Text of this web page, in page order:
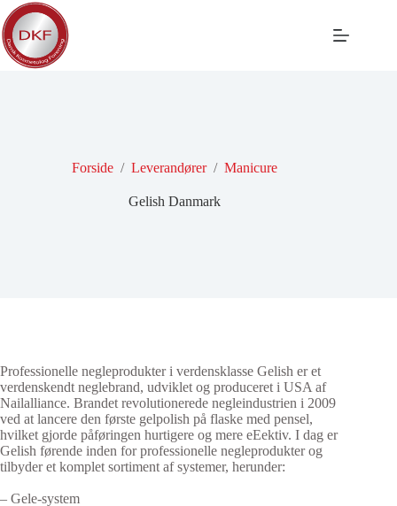
Fortsæt
til
indhold
Forside / Leverandører / Manicure
Gelish Danmark
Professionelle negleprodukter i verdensklasse Gelish er et
verdenskendt neglebrand, udviklet og produceret i USA af
Nailalliance. Brandet revolutionerede negleindustrien i 2009
ved at lancere den første gelpolish på flaske med pensel,
hvilket gjorde påføringen hurtigere og mere eEektiv. I dag er
Gelish førende inden for professionelle negleprodukter og
tilbyder et komplet sortiment af systemer, herunder:
– Gele-system